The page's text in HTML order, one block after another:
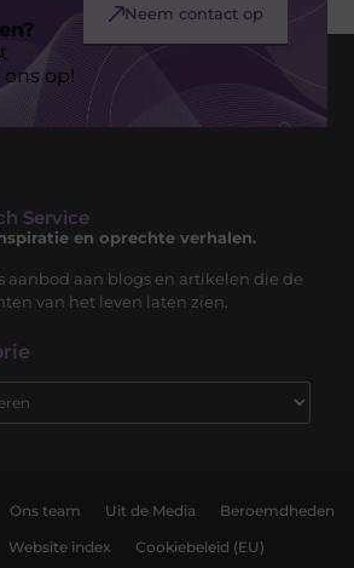
op!
Neem contact op
Service
en oprechte verhalen.
aanbod aan blogs en artikelen die de
van het leven laten zien.
Ons team Uit de Media Beroemdheden
Website index Cookiebeleid (EU)